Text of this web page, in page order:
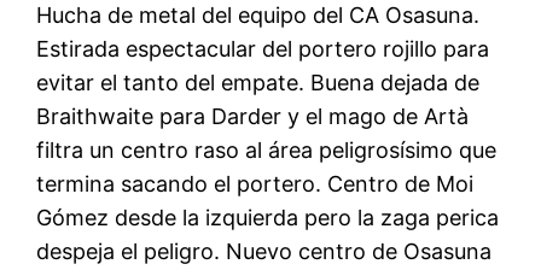
Hucha de metal del equipo del CA Osasuna.
Estirada espectacular del portero rojillo para
evitar el tanto del empate. Buena dejada de
Braithwaite para Darder y el mago de Artà
filtra un centro raso al área peligrosísimo que
termina sacando el portero. Centro de Moi
Gómez desde la izquierda pero la zaga perica
despeja el peligro. Nuevo centro de Osasuna